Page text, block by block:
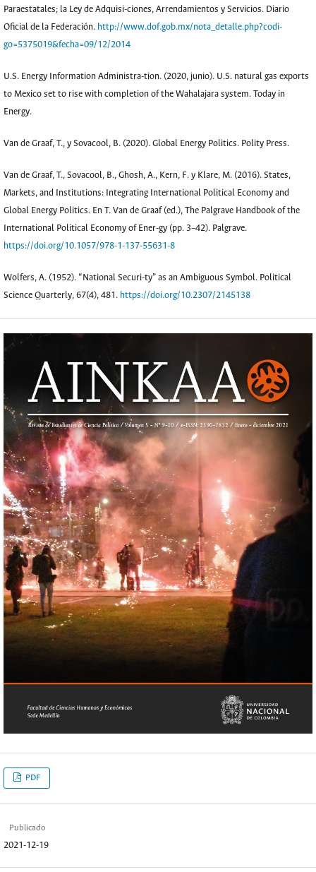
Paraestatales; la Ley de Adquisi-ciones, Arrendamientos y Servicios. Diario
Oficial de la Federación. http://www.dof.gob.mx/nota_detalle.php?codi-
go=5375019&fecha=09/12/2014
U.S. Energy Information Administra-tion. (2020, junio). U.S. natural gas exports
to Mexico set to rise with completion of the Wahalajara system. Today in
Energy.
Van de Graaf, T., y Sovacool, B. (2020). Global Energy Politics. Polity Press.
Van de Graaf, T., Sovacool, B., Ghosh, A., Kern, F. y Klare, M. (2016). States,
Markets, and Institutions: Integrating International Political Economy and
Global Energy Politics. En T. Van de Graaf (ed.), The Palgrave Handbook of the
International Political Economy of Ener-gy (pp. 3–42). Palgrave.
https://doi.org/10.1057/978-1-137-55631-8
Wolfers, A. (1952). “National Securi-ty” as an Ambiguous Symbol. Political
Science Quarterly, 67(4), 481. https://doi.org/10.2307/2145138
PDF
Publicado
2021-12-19